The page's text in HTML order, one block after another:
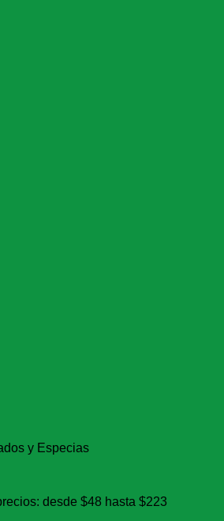
y Especias
desde $48 hasta $223